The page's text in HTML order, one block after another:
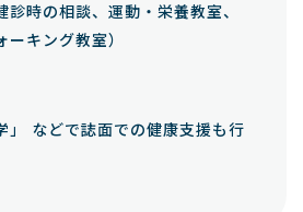
診時の相談、運動・栄養教室、
キング教室）
」 などで誌面での健康支援も行